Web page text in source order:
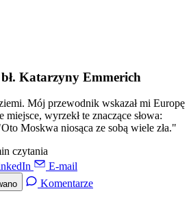
Katarzyny Emmerich
Mój przewodnik wskazał mi Europę
wyrzekł te znaczące słowa:
Moskwa niosąca ze sobą wiele zła."
czytania
E-mail
Komentarze